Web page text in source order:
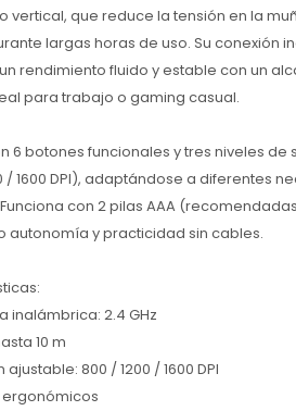
vertical, que reduce la tensión en la
largas horas de uso. Su conexión
rendimiento fluido y estable con un
para trabajo o gaming casual.
6 botones funcionales y tres niveles de
/ 1600 DPI), adaptándose a diferentes
con 2 pilas AAA
autonomía y practicidad sin cables.
inalámbrica: 2.4 GHz
10 m
ajustable: 800 / 1200 / 1600 DPI